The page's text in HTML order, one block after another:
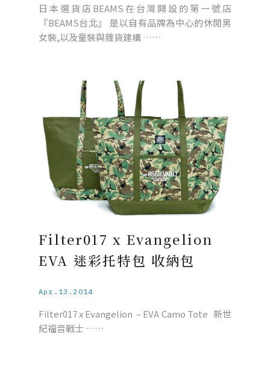
日本選貨店BEAMS在台灣開設的第一號店
『BEAMS台北』 是以自有品牌為中心的休閒男
女裝,以及童裝與雜貨建構 ……
Filter017 x Evangelion
EVA 迷彩托特包 收納包
Apr.13.2014
Filter017 x Evangelion – EVA Camo Tote 新世
紀福音戰士 ……